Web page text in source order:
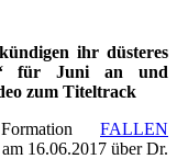
ihr düsteres
für Juni an und
zum Titeltrack
FALLEN
16.06.2017 über Dr.